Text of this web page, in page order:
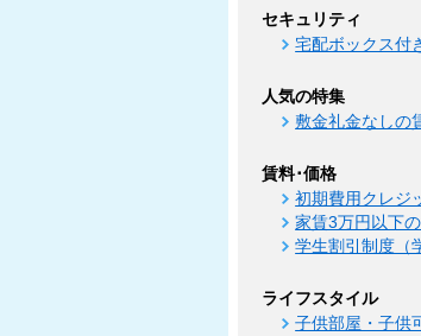
セキュリティ
宅配ボックス付
人気の特集
敷金礼金なしの
賃料･価格
初期費用クレジ
家賃3万円以下
学生割引制度（
ライフスタイル
子供部屋・子供